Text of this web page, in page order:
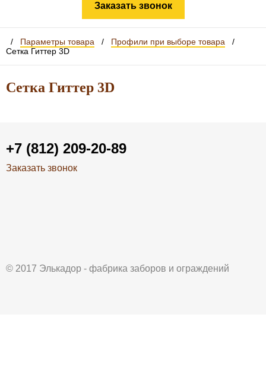
Заказать звонок
/ Параметры товара / Профили при выборе товара
/
Сетка Гиттер 3D
Сетка Гиттер 3D
+7 (812) 209-20-89
Заказать звонок
© 2017 Элькадор - фабрика заборов и ограждений